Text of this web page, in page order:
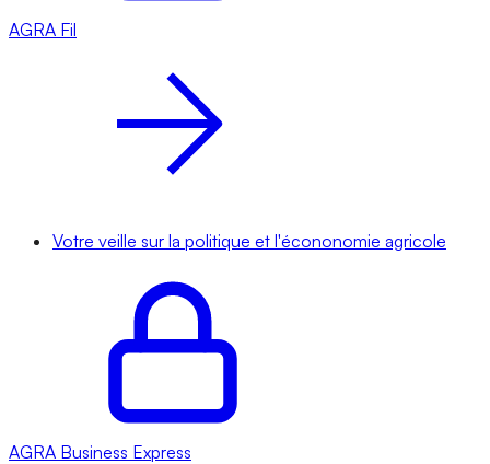
AGRA Fil
Votre veille sur la politique et l'écononomie agricole
AGRA Business Express